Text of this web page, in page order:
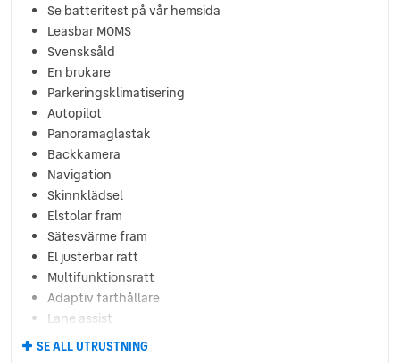
Se batteritest på vår hemsida
Leasbar MOMS
Svensksåld
En brukare
Parkeringsklimatisering
Autopilot
Panoramaglastak
Backkamera
Navigation
Skinnklädsel
Elstolar fram
Sätesvärme fram
El justerbar ratt
Multifunktionsratt
Adaptiv farthållare
Lane assist
LED-strålkastare
SE ALL UTRUSTNING